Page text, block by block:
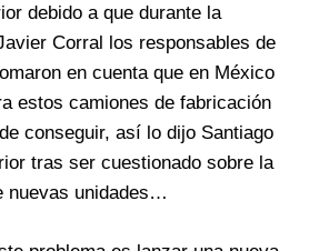
debido a que durante la
Corral los responsables de
en cuenta que en México
estos camiones de fabricación
conseguir, así lo dijo Santiago
tras ser cuestionado sobre la
nuevas unidades…